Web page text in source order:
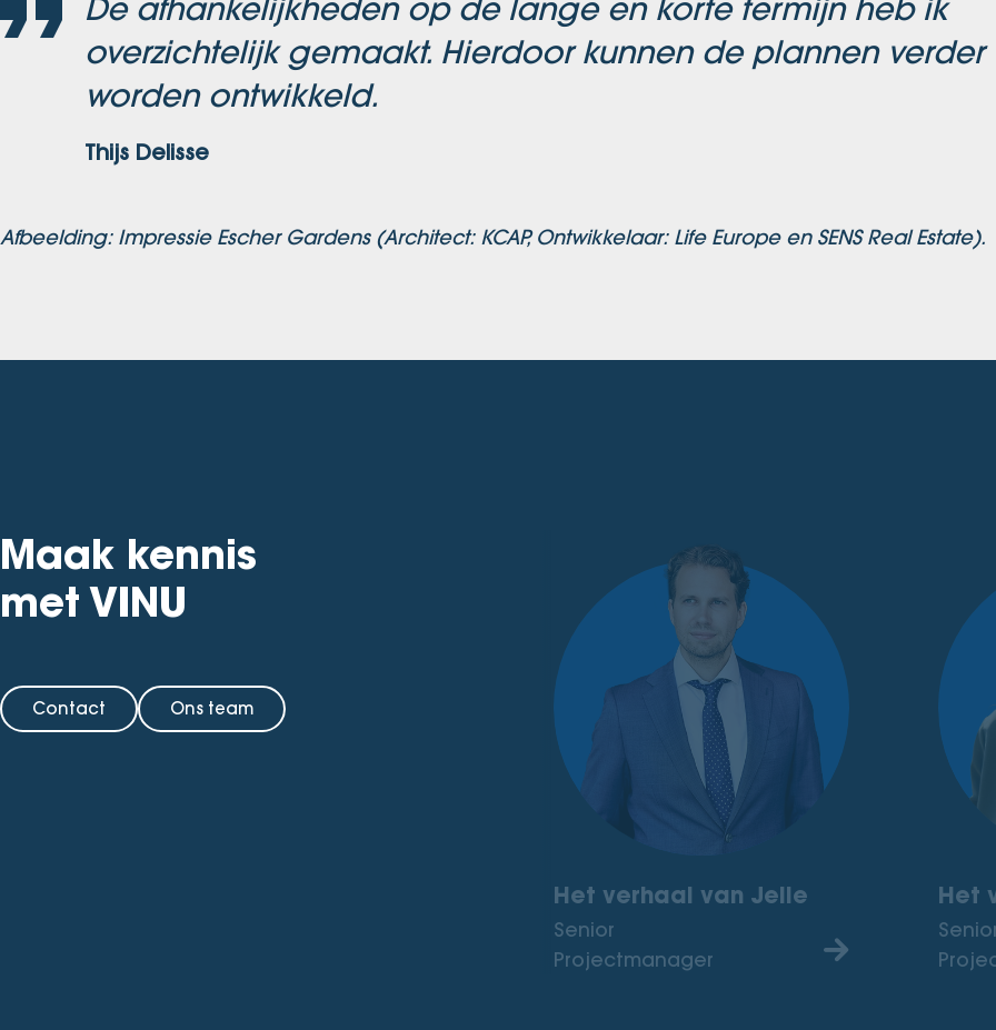
De afhankelijkheden op de lange en korte termijn heb ik
overzichtelijk gemaakt. Hierdoor kunnen de plannen verder
worden ontwikkeld.
Thijs Delisse
Afbeelding: Impressie Escher Gardens (Architect: KCAP, Ontwikkelaar: Life Europe en SENS Real Estate).
Maak kennis
met VINU
Contact Ons team
Het verhaal van Jelle
Senior
Projectmanager
Het